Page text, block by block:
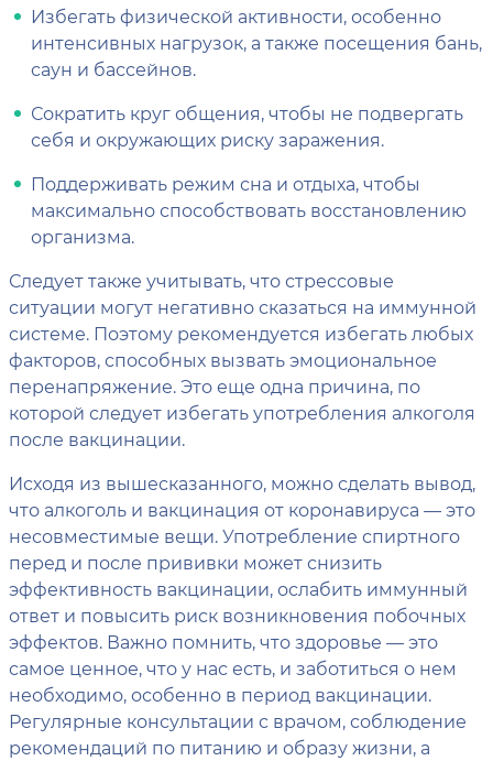
Избегать физической активности, особенно
интенсивных нагрузок, а также посещения бань,
саун и бассейнов.
Сократить круг общения, чтобы не подвергать
себя и окружающих риску заражения.
Поддерживать режим сна и отдыха, чтобы
максимально способствовать восстановлению
организма.
Следует также учитывать, что стрессовые
ситуации могут негативно сказаться на иммунной
системе. Поэтому рекомендуется избегать любых
факторов, способных вызвать эмоциональное
перенапряжение. Это еще одна причина, по
которой следует избегать употребления алкоголя
после вакцинации.
Исходя из вышесказанного, можно сделать вывод,
что алкоголь и вакцинация от коронавируса — это
несовместимые вещи. Употребление спиртного
перед и после прививки может снизить
эффективность вакцинации, ослабить иммунный
ответ и повысить риск возникновения побочных
эффектов. Важно помнить, что здоровье — это
самое ценное, что у нас есть, и заботиться о нем
необходимо, особенно в период вакцинации.
Регулярные консультации с врачом, соблюдение
рекомендаций по питанию и образу жизни, а